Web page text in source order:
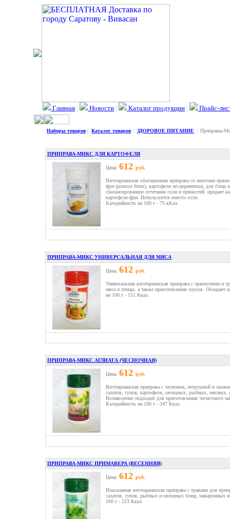
Главная | Новости | Каталог продукции | Прайс-
Наборы товаров | Каталог товаров :: ЗДОРОВОЕ ПИТАНИЕ :: Приправы-
ПРИПРАВА-МИКС ДЛЯ КАРТОФЕЛЯ
Цена: 612 руб.
Вегетарианская обогащенная приправа со многими
фри (pomme frites), картофеля по-деревенски, для
сбалансированное сочетание соли и пряностей.
картофеля-фри. Используется вместо соли.
Калорийность на 100 г - 75 кКал.
ПРИПРАВА-МИКС УНИВЕРСАЛЬНАЯ ДЛЯ МЯСА
Цена: 612 руб.
Унивесальная вегетарианская приправа с пряностями и
мяса и птицы, а также приготовления соусов.
на 100 г - 151 Ккал.
ПРИПРАВА-МИКС АГЛИАТА (ЧЕСНОЧНАЯ)
Цена: 612 руб.
Вегетарианская приправа с чесноком, петрушкой и
салатов, супов, картофеля, овощных, рыбных,
Великолепно подходит для приготовления чесночного
Калорийность на 100 г - 347 Ккал.
ПРИПРАВА-МИКС ПРИМАВЕРА (ВЕСЕННЯЯ)
Цена: 612 руб.
Изысканная вегетарианская приправа с травами для
салатов, супов, рыбных и овощных блюд, макаронных
100 г - 223 Ккал.